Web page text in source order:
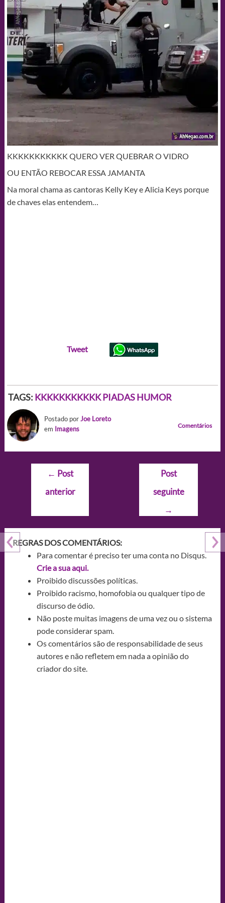
KKKKKKKKKKK QUERO VER QUEBRAR O VIDRO
OU ENTÃO REBOCAR ESSA JAMANTA
Na moral chama as cantoras Kelly Key e Alicia Keys porque
de chaves elas entendem…
Tweet
TAGS: KKKKKKKKKKK PIADAS HUMOR
Postado porJoe Loreto
em Imagens Comentários
Navegação
Post
← Post
anterior
Post
seguinte
→
REGRAS DOS COMENTÁRIOS:
Para comentar é preciso ter uma conta no Disqus.
Crie a sua aqui.
Proibido discussões políticas.
Proibido racismo, homofobia ou qualquer tipo de
discurso de ódio.
Não poste muitas imagens de uma vez ou o sistema
pode considerar spam.
Os comentários são de responsabilidade de seus
autores e não refletem em nada a opinião do
criador do site.